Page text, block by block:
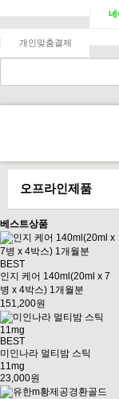
네
개인맞춤결제
오프라인제품
베스트상품
BEST
인지 케어 140ml(20ml x 7
병 x 4박스) 1개월분
151,200원
BEST
미인나라 멀티밤 스틱
11mg
23,000원